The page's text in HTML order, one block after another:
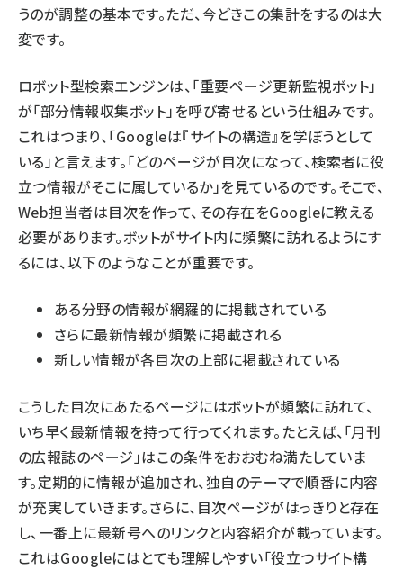
うのが調整の基本です。ただ、今どきこの集計をするのは大
変です。
ロボット型検索エンジンは、「重要ページ更新監視ボット」
が「部分情報収集ボット」を呼び寄せるという仕組みです。
これはつまり、「Googleは『サイトの構造』を学ぼうとして
いる」と言えます。「どのページが目次になって、検索者に役
立つ情報がそこに属しているか」を見ているのです。そこで、
Web担当者は目次を作って、その存在をGoogleに教える
必要があります。ボットがサイト内に頻繁に訪れるようにす
るには、以下のようなことが重要です。
ある分野の情報が網羅的に掲載されている
さらに最新情報が頻繁に掲載される
新しい情報が各目次の上部に掲載されている
こうした目次にあたるページにはボットが頻繁に訪れて、
いち早く最新情報を持って行ってくれます。たとえば、「月刊
の広報誌のページ」はこの条件をおおむね満たしていま
す。定期的に情報が追加され、独自のテーマで順番に内容
が充実していきます。さらに、目次ページがはっきりと存在
し、一番上に最新号へのリンクと内容紹介が載っています。
これはGoogleにはとても理解しやすい「役立つサイト構